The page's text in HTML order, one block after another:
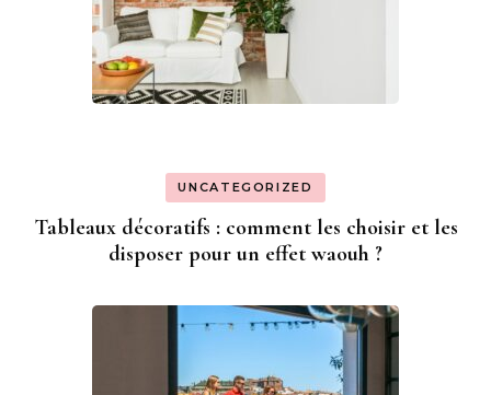
UNCATEGORIZED
Tableaux décoratifs : comment les choisir et les
disposer pour un effet waouh ?